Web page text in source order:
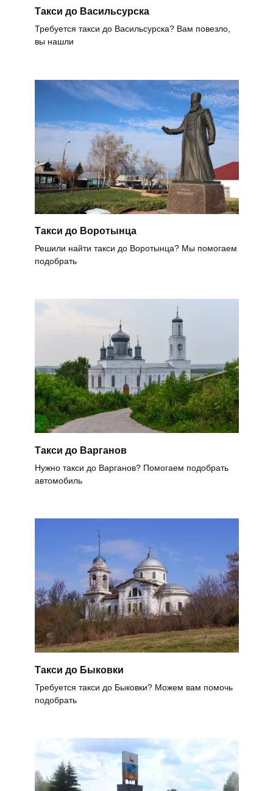
Такси до Васильсурска
Требуется такси до Васильсурска? Вам повезло,
вы нашли
Такси до Воротынца
Решили найти такси до Воротынца? Мы помогаем
подобрать
Такси до Варганов
Нужно такси до Варганов? Помогаем подобрать
автомобиль
Такси до Быковки
Требуется такси до Быковки? Можем вам помочь
подобрать